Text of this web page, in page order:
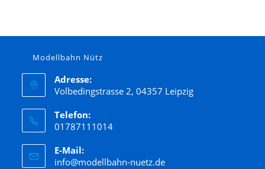
Modellbahn Nütz
Adresse:
Volbedingstrasse 2, 04357 Leipzig
Telefon:
01787111014
E-Mail:
info@modellbahn-nuetz.de